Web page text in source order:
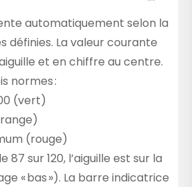
automatiquement selon la
définies. La valeur courante
et en chiffre au centre.
normes :
(vert)
(rouge)
87 sur 120, l’aiguille est sur la
« bas »). La barre indicatrice